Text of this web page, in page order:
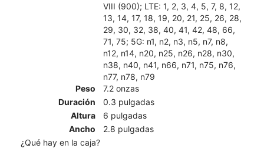
VIII (900); LTE: 1, 2, 3, 4, 5, 7, 8, 12,
13, 14, 17, 18, 19, 20, 21, 25, 26, 28,
29, 30, 32, 38, 40, 41, 42, 48, 66,
71, 75; 5G: n1, n2, n3, n5, n7, n8,
n12, n14, n20, n25, n26, n28, n30,
n38, n40, n41, n66, n71, n75, n76,
n77, n78, n79
Peso
7.2 onzas
Duración
0.3 pulgadas
Altura
6 pulgadas
Ancho
2.8 pulgadas
¿Qué hay en la caja?